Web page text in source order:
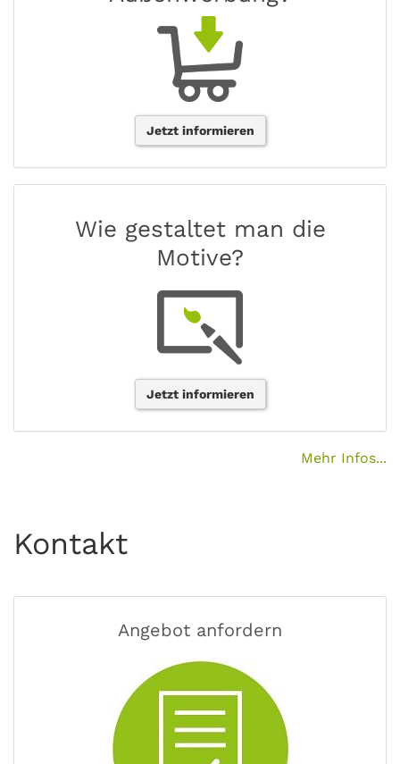
Jetzt informieren
Wie gestaltet man die
Motive?
Jetzt informieren
Mehr Infos...
Kontakt
Angebot anfordern